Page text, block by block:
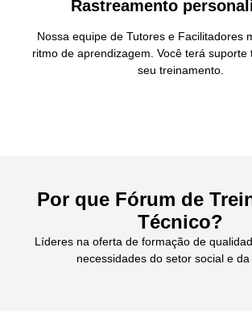
Rastreamento
Nossa equipe de Tutores e Facilitadores
ritmo de aprendizagem. Você terá suporte
seu treinamento.
Por que Fórum de
Técnico?
Líderes na oferta de formação de
necessidades do setor social e